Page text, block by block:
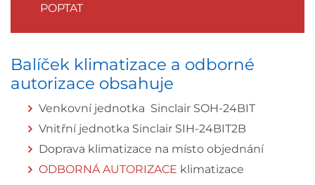
POPTAT
Balíček klimatizace a odborné
autorizace obsahuje
Venkovní jednotka Sinclair SOH-24BIT
Vnitřní jednotka Sinclair SIH-24BIT2B
Doprava klimatizace na místo objednání
ODBORNÁ AUTORIZACE klimatizace